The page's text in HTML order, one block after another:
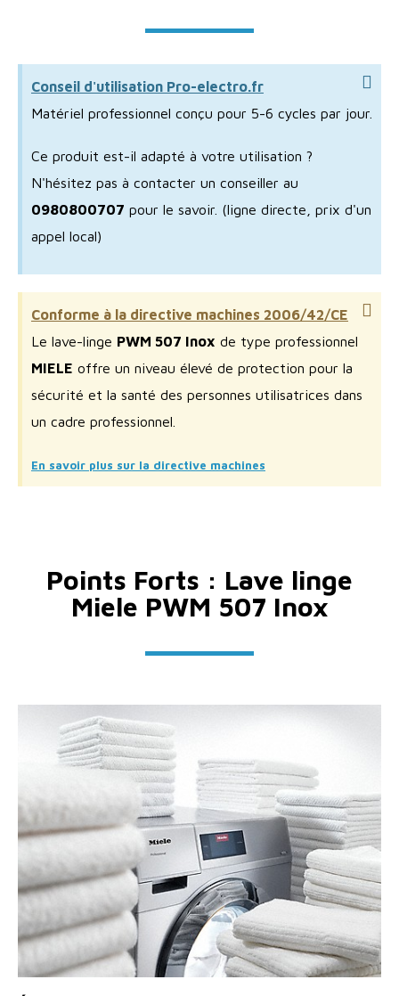
Conseil d'utilisation Pro-electro.fr
Matériel professionnel conçu pour 5-6 cycles par jour.
Ce produit est-il adapté à votre utilisation ?
N'hésitez pas à contacter un conseiller au
0980800707 pour le savoir. (ligne directe, prix d'un
appel local)
Conforme à la directive machines 2006/42/CE
Le lave-linge PWM 507 Inox de type professionnel
MIELE offre un niveau élevé de protection pour la
sécurité et la santé des personnes utilisatrices dans
un cadre professionnel.
En savoir plus sur la directive machines
Points Forts : Lave linge
Miele PWM 507 Inox